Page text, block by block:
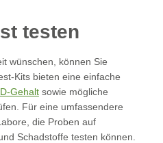
testen
wünschen, können Sie
Kits bieten eine einfache
Gehaltsowie mögliche
Für eine umfassendere
die Proben auf
Schadstoffe testen können.